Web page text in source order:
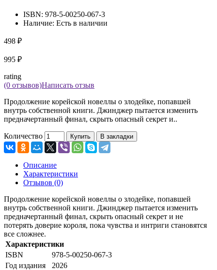
ISBN: 978-5-00250-067-3
Наличие: Есть в наличии
498 ₽
995 ₽
rating
(0 отзывов)Написать отзыв
Продолжение корейской новеллы о злодейке, попавшей
внутрь собственной книги. Джинджер пытается изменить
предначертанный финал, скрыть опасный секрет и..
Количество Купить В закладки
Описание
Характеристики
Отзывов (0)
Продолжение корейской новеллы о злодейке, попавшей
внутрь собственной книги. Джинджер пытается изменить
предначертанный финал, скрыть опасный секрет и не
потерять доверие короля, пока чувства и интриги становятся
все сложнее.
Характеристики
ISBN
978-5-00250-067-3
Год издания
2026